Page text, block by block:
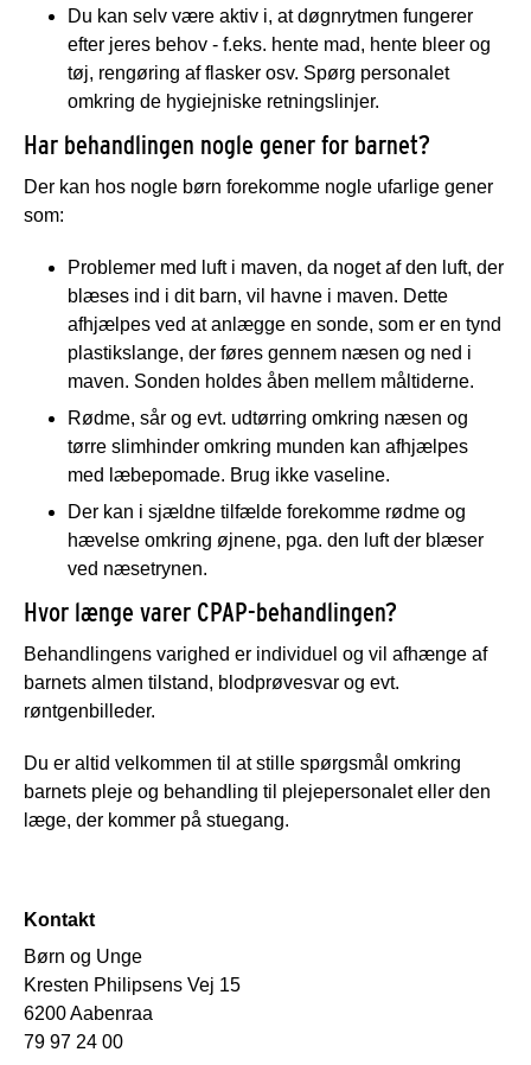
Du kan selv være aktiv i, at døgnrytmen fungerer
efter jeres behov - f.eks. hente mad, hente bleer og
tøj, rengøring af flasker osv. Spørg personalet
omkring de hygiejniske retningslinjer.
Har behandlingen nogle gener for barnet?
Der kan hos nogle børn forekomme nogle ufarlige gener
som:
Problemer med luft i maven, da noget af den luft, der
blæses ind i dit barn, vil havne i maven. Dette
afhjælpes ved at anlægge en sonde, som er en tynd
plastikslange, der føres gennem næsen og ned i
maven. Sonden holdes åben mellem måltiderne.
Rødme, sår og evt. udtørring omkring næsen og
tørre slimhinder omkring munden kan afhjælpes
med læbepomade. Brug ikke vaseline.
Der kan i sjældne tilfælde forekomme rødme og
hævelse omkring øjnene, pga. den luft der blæser
ved næsetrynen.
Hvor længe varer CPAP-behandlingen?
Behandlingens varighed er individuel og vil afhænge af
barnets almen tilstand, blodprøvesvar og evt.
røntgenbilleder.
Du er altid velkommen til at stille spørgsmål omkring
barnets pleje og behandling til plejepersonalet eller den
læge, der kommer på stuegang.
Kontakt
Børn og Unge
Kresten Philipsens Vej 15
6200 Aabenraa
79 97 24 00